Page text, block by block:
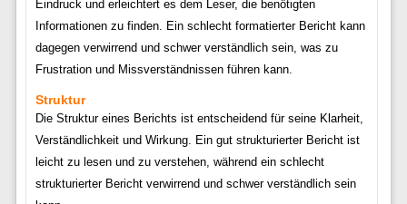
Eindruck und erleichtert es dem Leser, die benötigten
Informationen zu finden. Ein schlecht formatierter Bericht kann
dagegen verwirrend und schwer verständlich sein, was zu
Frustration und Missverständnissen führen kann.
Struktur
Die Struktur eines Berichts ist entscheidend für seine Klarheit,
Verständlichkeit und Wirkung. Ein gut strukturierter Bericht ist
leicht zu lesen und zu verstehen, während ein schlecht
strukturierter Bericht verwirrend und schwer verständlich sein